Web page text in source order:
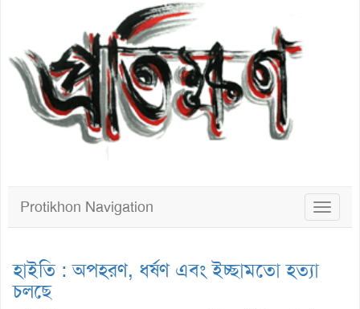
Toggle
Protikhon Navigation
হাইতি : অপহরণ, ধর্ষণ এবং ইচ্ছামতো হত্যা
চলছে